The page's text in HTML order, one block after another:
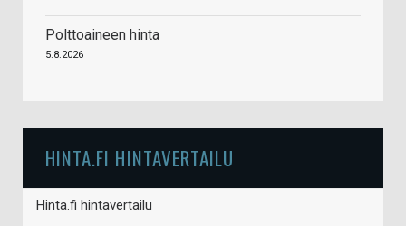
Polttoaineen hinta
5.8.2026
HINTA.FI HINTAVERTAILU
Hinta.fi hintavertailu